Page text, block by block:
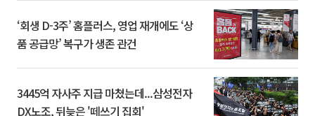
‘회생 D-3주’ 홈플러스, 영업 재개에도 ‘상
품 공급망’ 복구가 생존 관건
3445억 자사주 지급 마쳤는데...삼성전자
DX노조, 뒤늦은 '떼쓰기 집회'